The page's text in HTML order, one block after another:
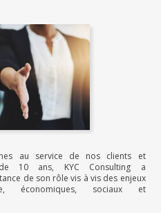
au service de nos clients et
10 ans, KYC Consulting a
de son rôle vis à vis des enjeux
économiques, sociaux et